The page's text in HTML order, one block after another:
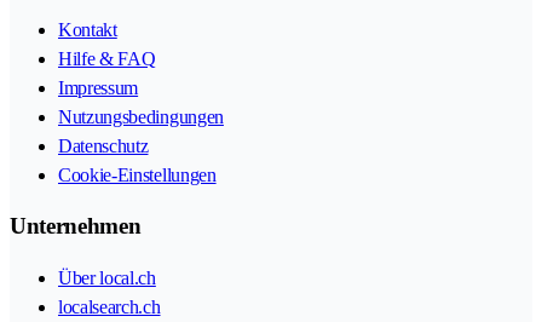
Kontakt
Hilfe & FAQ
Impressum
Nutzungsbedingungen
Datenschutz
Cookie-Einstellungen
Unternehmen
Über local.ch
localsearch.ch